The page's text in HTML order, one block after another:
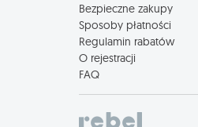
Bezpieczne zakupy
Sposoby płatności
Regulamin rabatów
O rejestracji
FAQ